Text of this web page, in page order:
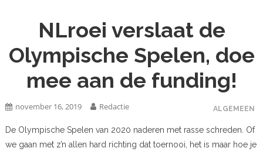
NLroei verslaat de
Olympische Spelen, doe
mee aan de funding!
ALGEMEEN
november 16, 2019 Redactie
De Olympische Spelen van 2020 naderen met rasse schreden. Of
we gaan met z’n allen hard richting dat toernooi, het is maar hoe je